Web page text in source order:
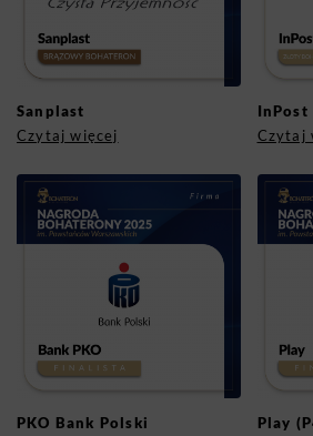
Sanplast
Czytaj więcej
InPost
Czytaj
PKO Bank Polski
Play